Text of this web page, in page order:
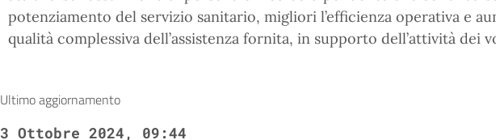
potenziamento del servizio sanitario, migliori l’efficienza operativa e
qualità complessiva dell’assistenza fornita, in supporto dell’attività dei
Ultimo aggiornamento
3 Ottobre 2024, 09:44